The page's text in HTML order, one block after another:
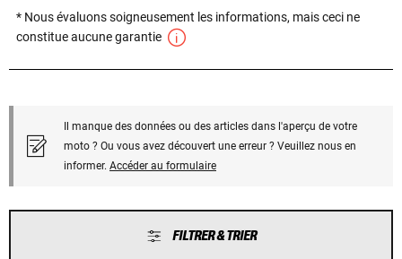
* Nous évaluons soigneusement les informations, mais ceci ne
constitue aucune garantie
Il manque des données ou des articles dans l'aperçu de votre
moto ? Ou vous avez découvert une erreur ? Veuillez nous en
informer. Accéder au formulaire
FILTRER & TRIER